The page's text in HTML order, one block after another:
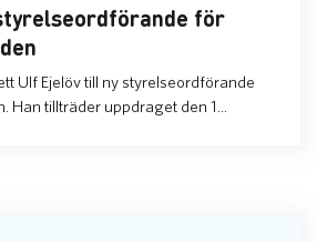
för
Ulf Ejelöv till ny styrelseordförande
tillträder uppdraget den 1...